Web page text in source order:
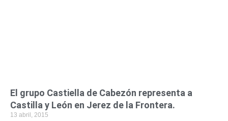
El grupo Castiella de Cabezón representa a
Castilla y León en Jerez de la Frontera.
13 abril, 2015